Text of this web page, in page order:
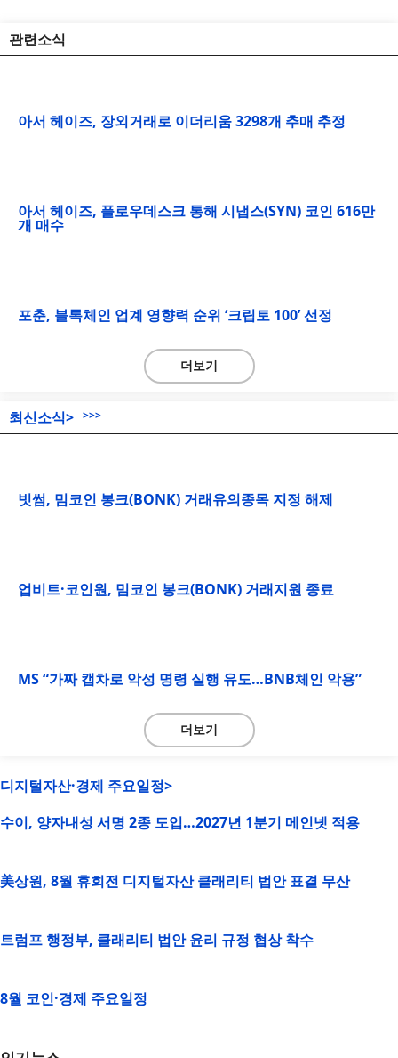
관련소식
아서 헤이즈, 장외거래로 이더리움 3298개 추매 추정
아서 헤이즈, 플로우데스크 통해 시냅스(SYN) 코인 616만
개 매수
포춘, 블록체인 업계 영향력 순위 ‘크립토 100’ 선정
더보기
최신소식> >>>
빗썸, 밈코인 봉크(BONK) 거래유의종목 지정 해제
업비트·코인원, 밈코인 봉크(BONK) 거래지원 종료
MS “가짜 캡차로 악성 명령 실행 유도…BNB체인 악용”
더보기
디지털자산·경제 주요일정>
수이, 양자내성 서명 2종 도입…2027년 1분기 메인넷 적용
美상원, 8월 휴회전 디지털자산 클래리티 법안 표결 무산
트럼프 행정부, 클래리티 법안 윤리 규정 협상 착수
8월 코인·경제 주요일정